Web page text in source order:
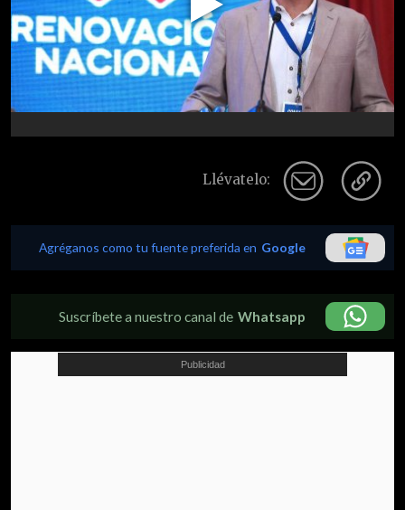
Play
Video
Llévatelo:
Agréganos como tu fuente preferida en Google
Suscríbete a nuestro canal de Whatsapp